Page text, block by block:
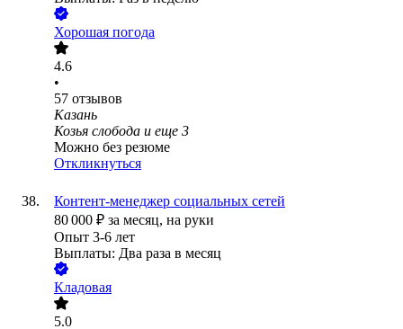
Хорошая погода
4.6
•
57 отзывов
Казань
Козья слобода и еще 3
Можно без резюме
Откликнуться
Контент-менеджер социальных сетей
80 000 ₽ за месяц, на руки
Опыт 3-6 лет
Выплаты: Два раза в месяц
Кладовая
5.0